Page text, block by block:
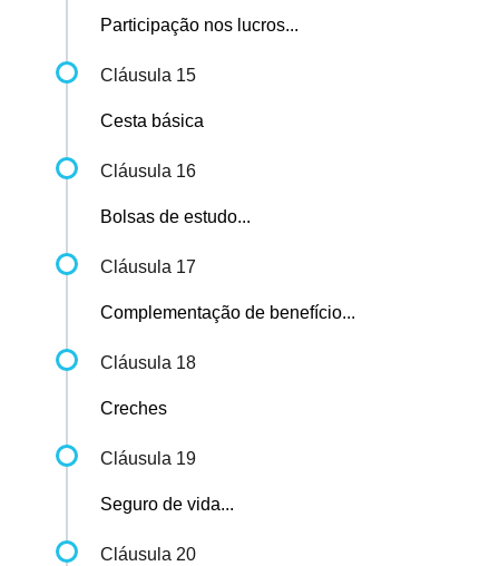
Participação nos lucros...
Cláusula 15
Cesta básica
Cláusula 16
Bolsas de estudo...
Cláusula 17
Complementação de benefício...
Cláusula 18
Creches
Cláusula 19
Seguro de vida...
Cláusula 20